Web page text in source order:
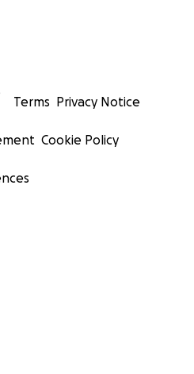
Terms Privacy Notice
Cookie Policy